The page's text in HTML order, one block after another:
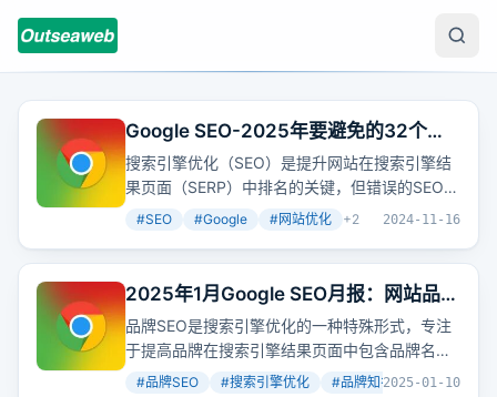
Google SEO-2025年要避免的32个谷
歌SEO 错误
搜索引擎优化（SEO）是提升网站在搜索引擎结
果页面（SERP）中排名的关键，但错误的SEO实
践可能导致网站受到Google的处罚。了解目标受
免重复内容和优化元标记等都是维持网站SEO健
康的重要步骤。
#SEO #Google #网站优化 +2 2024-11-16
2025年1月Google SEO月报：网站品牌
《SEO初学者指南》将成为风口，千万别
忽略！
品牌SEO是搜索引擎优化的一种特殊形式，专注
于提高品牌在搜索引擎结果页面中包含品牌名称
或变体的关键字的可见度。通过针对品牌术语优
#品牌SEO #搜索引擎优化 #品牌知名度 +2
2025-01-10